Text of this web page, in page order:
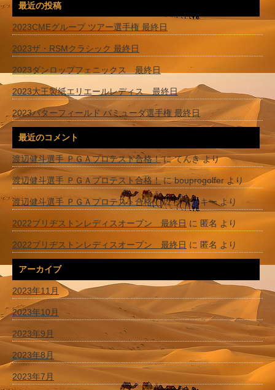
最近の投稿
2023CMEグループ ツアー選手権 最終日
2023ザ・RSMクラシック 最終日
2023ダンロップフェニックス 最終日
2023大王製紙エリエールレディス 最終日
2023バターフィールド バミューダ選手権 最終日
最近のコメント
渡辺健斗選手 ＰＧＡプロテスト合格！にてんきより
渡辺健斗選手 ＰＧＡプロテスト合格！にbouprogolfer より
渡辺健斗選手 ＰＧＡプロテスト合格！にジャッキーより
2022ブリヂストンレディスオープン 最終日 に 匿名 より
2022ブリヂストンレディスオープン 最終日 に 匿名 より
アーカイブ
2023年11月
2023年10月
2023年9月
2023年8月
2023年7月